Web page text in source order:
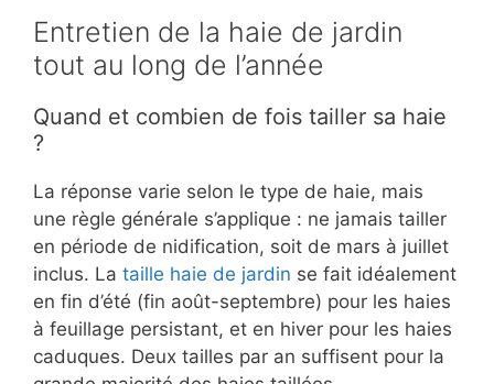
Entretien de la haie de jardin
tout au long de l’année
Quand et combien de fois tailler sa haie
?
La réponse varie selon le type de haie, mais
une règle générale s’applique : ne jamais tailler
en période de nidification, soit de mars à juillet
inclus. La taille haie de jardin se fait idéalement
en fin d’été (fin août-septembre) pour les haies
à feuillage persistant, et en hiver pour les haies
caduques. Deux tailles par an suffisent pour la